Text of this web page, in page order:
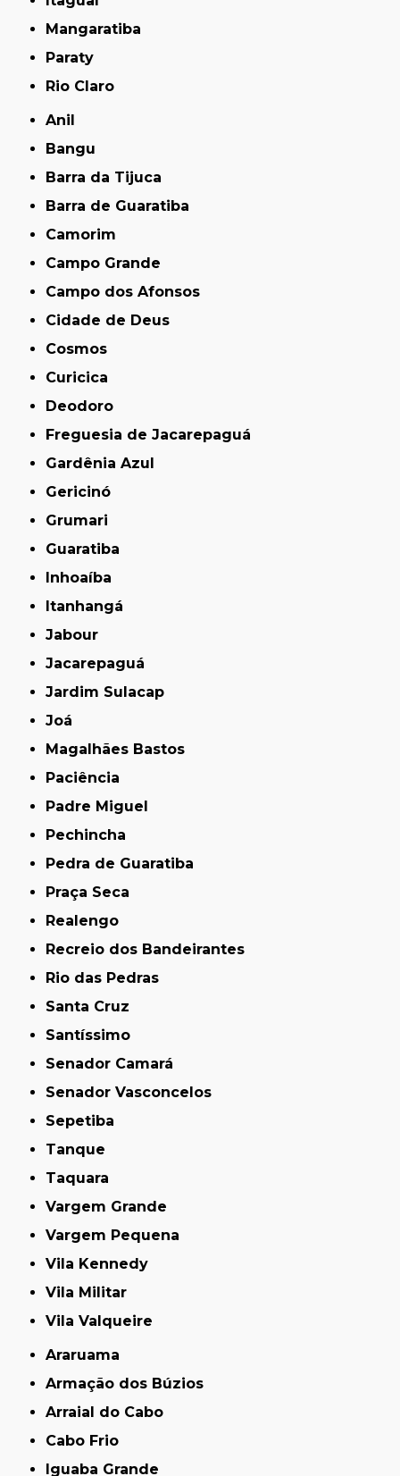
Mangaratiba
Paraty
Rio Claro
Anil
Bangu
Barra da Tijuca
Barra de Guaratiba
Camorim
Campo Grande
Campo dos Afonsos
Cidade de Deus
Cosmos
Curicica
Deodoro
Freguesia de Jacarepaguá
Gardênia Azul
Gericinó
Grumari
Guaratiba
Inhoaíba
Itanhangá
Jabour
Jacarepaguá
Jardim Sulacap
Joá
Magalhães Bastos
Paciência
Padre Miguel
Pechincha
Pedra de Guaratiba
Praça Seca
Realengo
Recreio dos Bandeirantes
Rio das Pedras
Santa Cruz
Santíssimo
Senador Camará
Senador Vasconcelos
Sepetiba
Tanque
Taquara
Vargem Grande
Vargem Pequena
Vila Kennedy
Vila Militar
Vila Valqueire
Araruama
Armação dos Búzios
Arraial do Cabo
Cabo Frio
Iguaba Grande